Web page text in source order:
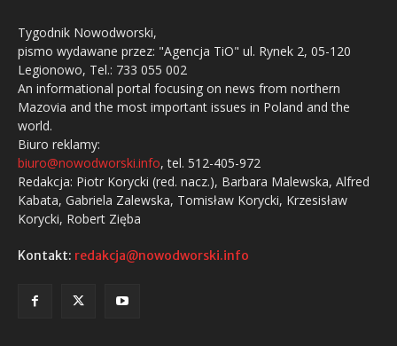
Tygodnik Nowodworski,
pismo wydawane przez: "Agencja TiO" ul. Rynek 2, 05-120
Legionowo, Tel.: 733 055 002
An informational portal focusing on news from northern
Mazovia and the most important issues in Poland and the
world.
Biuro reklamy:
biuro@nowodworski.info, tel. 512-405-972
Redakcja: Piotr Korycki (red. nacz.), Barbara Malewska, Alfred
Kabata, Gabriela Zalewska, Tomisław Korycki, Krzesisław
Korycki, Robert Zięba
Kontakt: redakcja@nowodworski.info